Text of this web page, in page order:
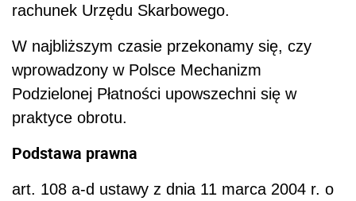
rachunek Urzędu Skarbowego.
W najbliższym czasie przekonamy się, czy
wprowadzony w Polsce Mechanizm
Podzielonej Płatności upowszechni się w
praktyce obrotu.
Podstawa prawna
art. 108 a-d ustawy z dnia 11 marca 2004 r. o